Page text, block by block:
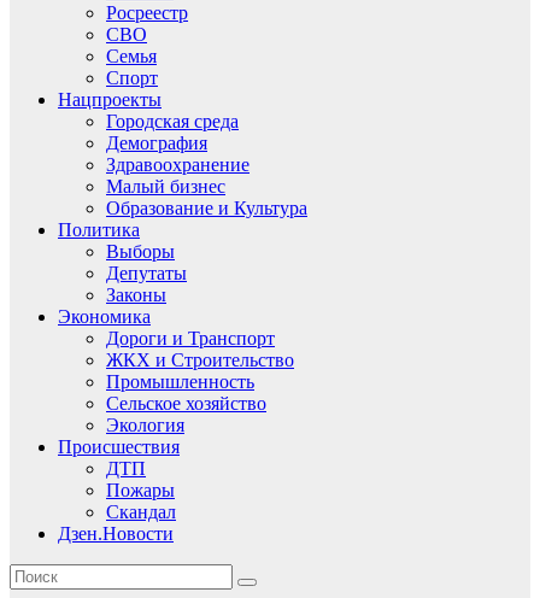
Росреестр
СВО
Семья
Спорт
Нацпроекты
Городская среда
Демография
Здравоохранение
Малый бизнес
Образование и Культура
Политика
Выборы
Депутаты
Законы
Экономика
Дороги и Транспорт
ЖКХ и Строительство
Промышленность
Сельское хозяйство
Экология
Происшествия
ДТП
Пожары
Скандал
Дзен.Новости